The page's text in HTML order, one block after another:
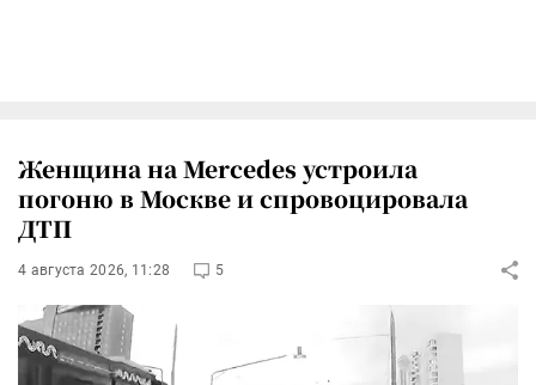
Женщина на Mercedes устроила
погоню в Москве и спровоцировала
ДТП
4 августа 2026, 11:28 5